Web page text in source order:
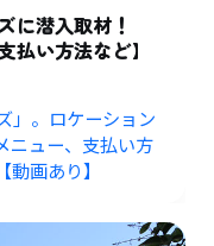
に潜入取材！
払い方法など】
」。ロケーション
ニュー、支払い方
画あり】